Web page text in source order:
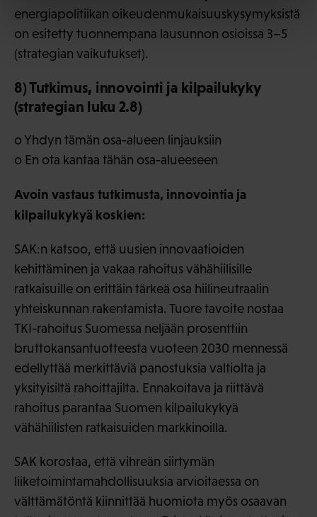
energiapolitiikan oikeudenmukaisuuskysymyksistä
on esitetty tuonnempana lausunnon osioissa 3–5
(strategian vaikutukset).
8) Tutkimus, innovointi ja kilpailukyky
(strategian luku 2.8)
o Yhdyn tämän osa-alueen linjauksiin
o En ota kantaa tähän osa-alueeseen
Avoin vastaus tutkimusta, innovointia ja
kilpailukykyä koskien:
SAK:n katsoo, että uusien innovaatioiden
kehittäminen ja vakaa rahoitus vähähiilisille
ratkaisuille on erittäin tärkeä osa hiilineutraalin
yhteiskunnan rakentamista. Tuore tavoite nostaa
TKI-rahoitus Suomessa neljään prosenttiin
bruttokansantuotteesta vuoteen 2030 mennessä
edellyttää merkittäviä panostuksia valtiolta ja
yksityisiltä rahoittajilta. Ennakoitava ja riittävä
rahoitus parantaa Suomen kilpailukykyä
vähähiilisten ratkaisuiden markkinoilla.
SAK korostaa, että vihreän siirtymän
liiketoimintamahdollisuuksia arvioitaessa on
välttämätöntä kiinnittää huomiota myös osaavan